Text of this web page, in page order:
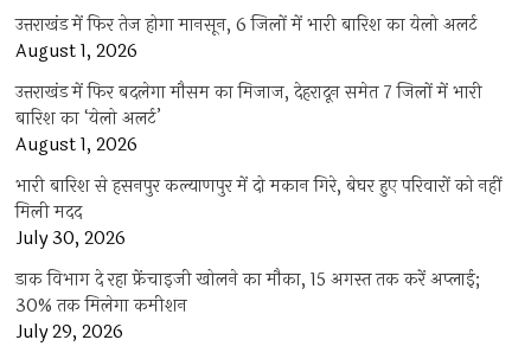
उत्तराखंड में फिर तेज होगा मानसून, 6 जिलों में भारी बारिश का येलो अलर्ट
August 1, 2026
उत्तराखंड में फिर बदलेगा मौसम का मिजाज, देहरादून समेत 7 जिलों में भारी
बारिश का ‘येलो अलर्ट’
August 1, 2026
भारी बारिश से हसनपुर कल्याणपुर में दो मकान गिरे, बेघर हुए परिवारों को नहीं
मिली मदद
July 30, 2026
डाक विभाग दे रहा फ्रेंचाइजी खोलने का मौका, 15 अगस्त तक करें अप्लाई;
30% तक मिलेगा कमीशन
July 29, 2026